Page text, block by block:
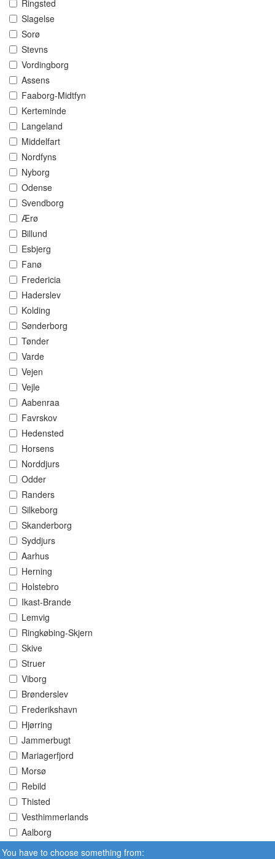
Ringsted
Slagelse
Sorø
Stevns
Vordingborg
Assens
Faaborg-Midtfyn
Kerteminde
Langeland
Middelfart
Nordfyns
Nyborg
Odense
Svendborg
Ærø
Billund
Esbjerg
Fanø
Fredericia
Haderslev
Kolding
Sønderborg
Tønder
Varde
Vejen
Vejle
Aabenraa
Favrskov
Hedensted
Horsens
Norddjurs
Odder
Randers
Silkeborg
Skanderborg
Syddjurs
Aarhus
Herning
Holstebro
Ikast-Brande
Lemvig
Ringkøbing-Skjern
Skive
Struer
Viborg
Brønderslev
Frederikshavn
Hjørring
Jammerbugt
Mariagerfjord
Morsø
Rebild
Thisted
Vesthimmerlands
Aalborg
You have to choose something from: